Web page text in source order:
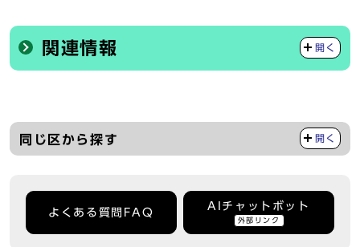
関連情報 開く
同じ区から探す 開く
よくある質問FAQ
AIチャットボット
外部リンク